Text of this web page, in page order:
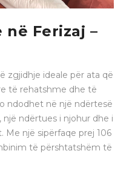
në Ferizaj –
zgjidhje ideale për ata që
të rehatshme dhe të
ndodhet në një ndërtesë
ndërtues i njohur dhe i
Me një sipërfaqe prej 106
të përshtatshëm të